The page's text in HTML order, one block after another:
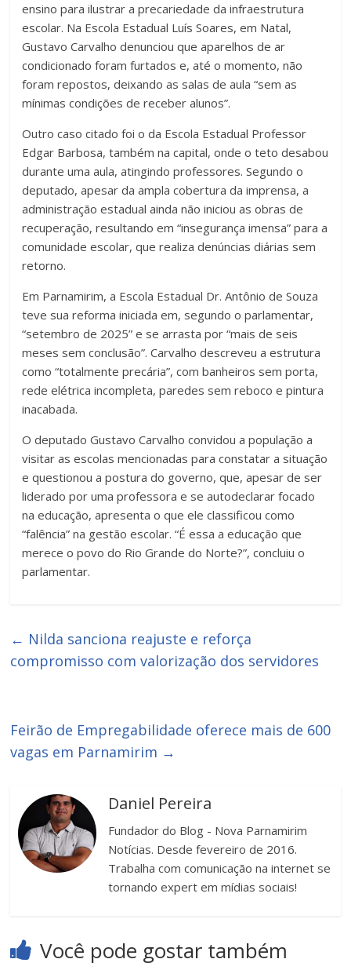
ensino para ilustrar a precariedade da infraestrutura
escolar. Na Escola Estadual Luís Soares, em Natal,
Gustavo Carvalho denunciou que aparelhos de ar
condicionado foram furtados e, até o momento, não
foram repostos, deixando as salas de aula “sem as
mínimas condições de receber alunos”.
Outro caso citado foi o da Escola Estadual Professor
Edgar Barbosa, também na capital, onde o teto desabou
durante uma aula, atingindo professores. Segundo o
deputado, apesar da ampla cobertura da imprensa, a
administração estadual ainda não iniciou as obras de
recuperação, resultando em “insegurança imensa” para a
comunidade escolar, que realiza denúncias diárias sem
retorno.
Em Parnamirim, a Escola Estadual Dr. Antônio de Souza
teve sua reforma iniciada em, segundo o parlamentar,
“setembro de 2025” e se arrasta por “mais de seis
meses sem conclusão”. Carvalho descreveu a estrutura
como “totalmente precária”, com banheiros sem porta,
rede elétrica incompleta, paredes sem reboco e pintura
inacabada.
O deputado Gustavo Carvalho convidou a população a
visitar as escolas mencionadas para constatar a situação
e questionou a postura do governo, que, apesar de ser
liderado por uma professora e se autodeclarar focado
na educação, apresenta o que ele classificou como
“falência” na gestão escolar. “É essa a educação que
merece o povo do Rio Grande do Norte?”, concluiu o
parlamentar.
← Nilda sanciona reajuste e reforça
compromisso com valorização dos servidores
Feirão de Empregabilidade oferece mais de 600
vagas em Parnamirim →
Daniel Pereira
Fundador do Blog - Nova Parnamirim
Notícias. Desde fevereiro de 2016.
Trabalha com comunicação na internet se
tornando expert em mídias sociais!
Você pode gostar também